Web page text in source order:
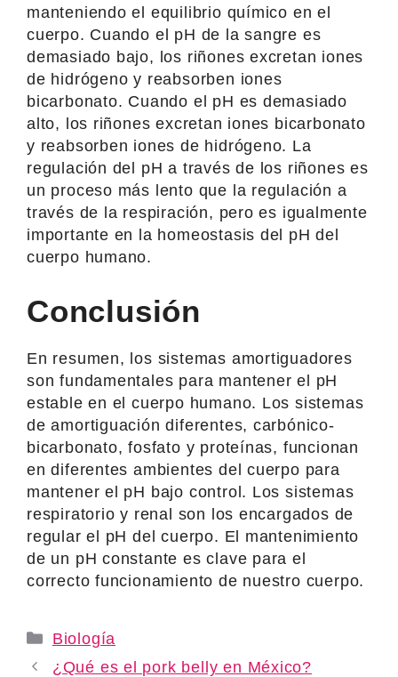
manteniendo el equilibrio químico en el
cuerpo. Cuando el pH de la sangre es
demasiado bajo, los riñones excretan iones
de hidrógeno y reabsorben iones
bicarbonato. Cuando el pH es demasiado
alto, los riñones excretan iones bicarbonato
y reabsorben iones de hidrógeno. La
regulación del pH a través de los riñones es
un proceso más lento que la regulación a
través de la respiración, pero es igualmente
importante en la homeostasis del pH del
cuerpo humano.
Conclusión
En resumen, los sistemas amortiguadores
son fundamentales para mantener el pH
estable en el cuerpo humano. Los sistemas
de amortiguación diferentes, carbónico-
bicarbonato, fosfato y proteínas, funcionan
en diferentes ambientes del cuerpo para
mantener el pH bajo control. Los sistemas
respiratorio y renal son los encargados de
regular el pH del cuerpo. El mantenimiento
de un pH constante es clave para el
correcto funcionamiento de nuestro cuerpo.
Categories
Biología
¿Qué es el pork belly en México?